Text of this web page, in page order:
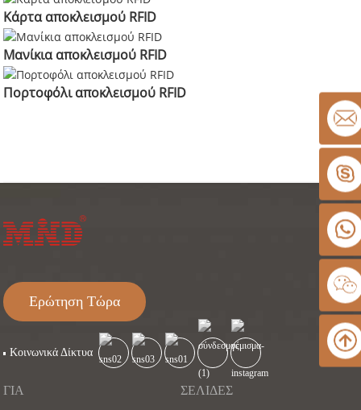
Κάρτα αποκλεισμού RFID
Μανίκια αποκλεισμού RFID
Πορτοφόλι αποκλεισμού RFID
Ερώτηση Τώρα
Κοινωνικά Δίκτυα
ΓΙΑ ΣΕΛΊΔΕΣ